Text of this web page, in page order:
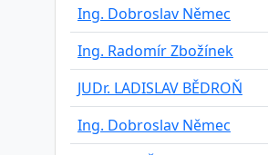
Ing. Dobroslav Němec
Ing. Radomír Zbožínek
JUDr. LADISLAV BĚDROŇ
Ing. Dobroslav Němec